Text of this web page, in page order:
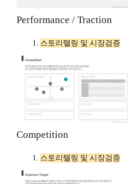
Performance / Traction
스토리텔링 및 시장검증
Competition
스토리텔링 및 시장검증